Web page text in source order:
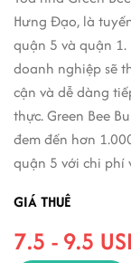
Hưng Đạo, là
quận 5 và quận
doanh nghiệp sẽ
cận và dễ dàng
thực. Green Bee
đem đến hơn
quận 5 với chi phí
GIÁ THUÊ
7.5 - 9.5